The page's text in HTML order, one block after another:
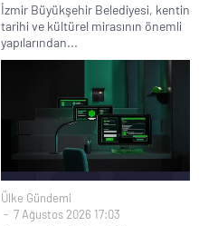
İzmir Büyükşehir Belediyesi, kentin
tarihi ve kültürel mirasının önemli
yapılarından...
Ülke Gündemi
7 Ağustos 2026 17:03